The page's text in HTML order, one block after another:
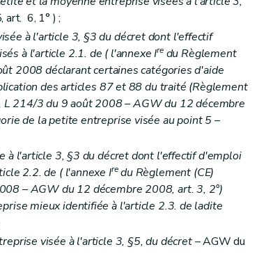
6, 1° ) ;
à l'article 3, §3 du décret dont l'effectif
à l'article 2.1. de (l'annexe Iredu Règlement
2008 déclarant certaines catégories d'aide
des articles 87 et 88 du traité (Règlement
L 214/3 du 9 août 2008– AGW du 12 décembre
de la petite entreprise visée au point 5–
à l'article 3, §3 du décret dont l'effectif d'emploi
2.2. de (l'annexe Iredu Règlement (CE)
– AGW du 12 décembre 2008, art. 3, 2°)
mieux identifiée à l'article 2.3. de ladite
visée à l'article 3, §5, du décret– AGW du